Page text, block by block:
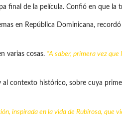
final de la película. Confió en que la
en República Dominicana,
varias cosas. “A saber, primera vez
contexto histórico, sobre cuya
inspirada en la vida de Rubirosa,